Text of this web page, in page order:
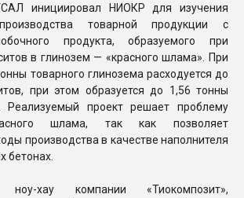
инициировал НИОКР для изучения
товарной продукции с
продукта, образуемого при
в глинозем — «красного шлама». При
товарного глинозема расходуется до
при этом образуется до 1,56 тонны
Реализуемый проект решает проблему
шлама, так как позволяет
производства в качестве наполнителя
бетонах.
хау компании «Тиокомпозит»,